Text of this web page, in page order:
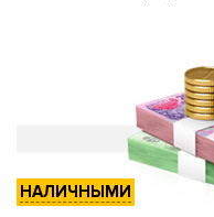
НАЛИЧНЫМИ